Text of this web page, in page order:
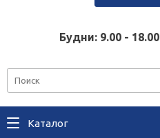
Будни: 9.00 - 18.00
Каталог